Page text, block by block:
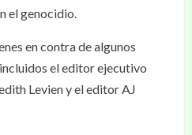
el genocidio.
en contra de algunos
el editor ejecutivo
Levien y el editor AJ